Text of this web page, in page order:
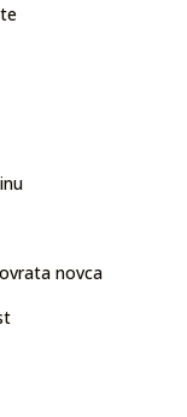
novca